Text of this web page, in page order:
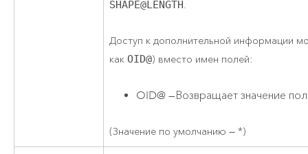
SHAPE@LENGTH.
Доступ к дополнительной информации
как OID@) вместо имен полей:
OID@ —Возвращает значение
(Значение по умолчанию — *)